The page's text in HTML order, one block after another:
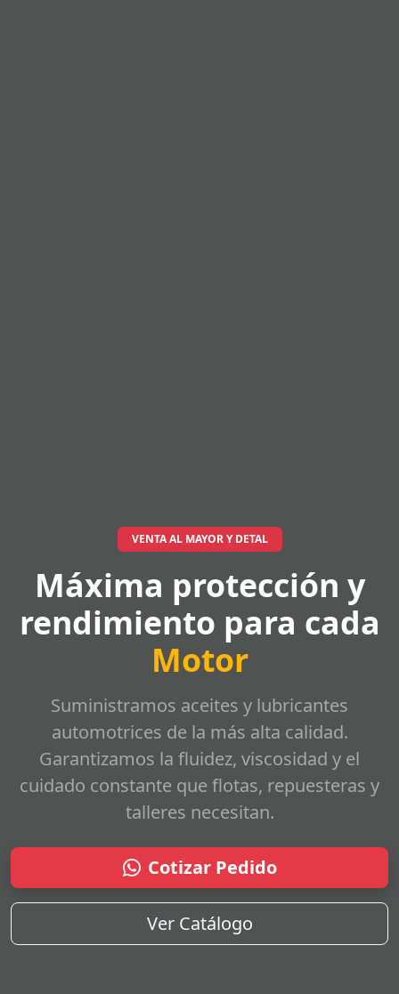
VENTA AL MAYOR Y DETAL
Máxima protección y
rendimiento para cada
Motor
Suministramos aceites y lubricantes
automotrices de la más alta calidad.
Garantizamos la fluidez, viscosidad y el
cuidado constante que flotas, repuesteras y
talleres necesitan.
Cotizar Pedido
Ver Catálogo